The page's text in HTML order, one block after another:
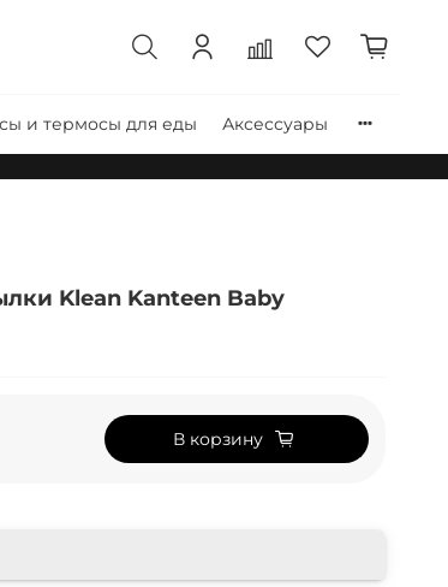
и термосы для еды
Аксессуары
Klean Kanteen Baby
В корзину